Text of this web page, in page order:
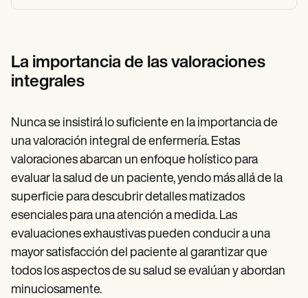
La importancia de las valoraciones
integrales
Nunca se insistirá lo suficiente en la importancia de
una valoración integral de enfermería. Estas
valoraciones abarcan un enfoque holístico para
evaluar la salud de un paciente, yendo más allá de la
superficie para descubrir detalles matizados
esenciales para una atención a medida. Las
evaluaciones exhaustivas pueden conducir a una
mayor satisfacción del paciente al garantizar que
todos los aspectos de su salud se evalúan y abordan
minuciosamente.